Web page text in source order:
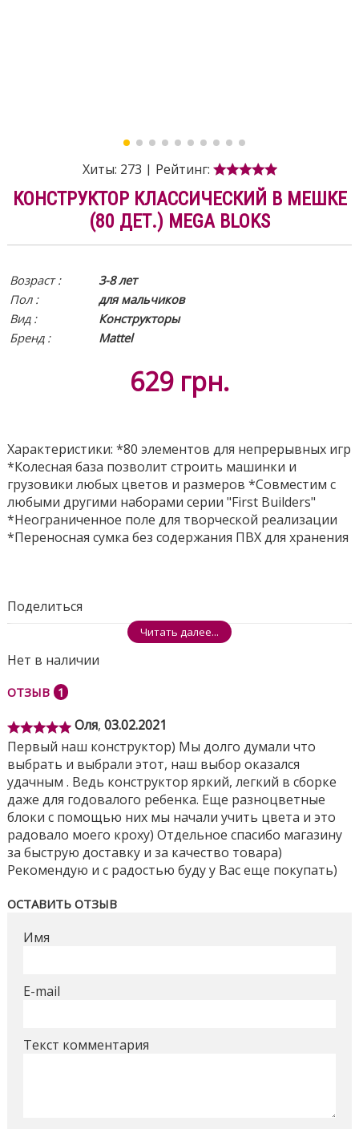
Хиты: 273 | Рейтинг:
КОНСТРУКТОР КЛАССИЧЕСКИЙ В МЕШКЕ
(80 ДЕТ.) MEGA BLOKS
Возраст :
3-8 лет
Пол :
для мальчиков
Вид :
Конструкторы
Бренд :
Mattel
629 грн.
Характеристики: *80 элементов для непрерывных игр
*Колесная база позволит строить машинки и
грузовики любых цветов и размеров *Совместим с
любыми другими наборами серии "First Builders"
*Неограниченное поле для творческой реализации
*Переносная сумка без содержания ПВХ для хранения
Поделиться
Читать далее...
Нет в наличии
ОТЗЫВ 1
Оля, 03.02.2021
Первый наш конструктор) Мы долго думали что
выбрать и выбрали этот, наш выбор оказался
удачным . Ведь конструктор яркий, легкий в сборке
даже для годовалого ребенка. Еще разноцветные
блоки с помощью них мы начали учить цвета и это
радовало моего кроху) Отдельное спасибо магазину
за быструю доставку и за качество товара)
Рекомендую и с радостью буду у Вас еще покупать)
ОСТАВИТЬ ОТЗЫВ
Имя
E-mail
Текст комментария